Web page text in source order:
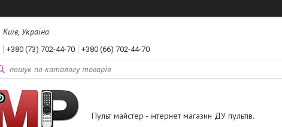
Київ, Україна
+380 (73) 702-44-70 +380 (66) 702-44-70
Пульт майстер - інтернет магазин ДУ пультів.